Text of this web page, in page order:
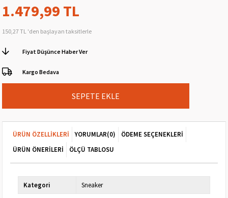
1.479,99 TL
150,27 TL 'den başlayan taksitlerle
Fiyat Düşünce Haber Ver
Kargo Bedava
ÜRÜN ÖZELLIKLERI YORUMLAR(0)
ÖDEME SEÇENEKLERI
ÜRÜN ÖNERILERI
ÖLÇÜ TABLOSU
Kategori Sneaker